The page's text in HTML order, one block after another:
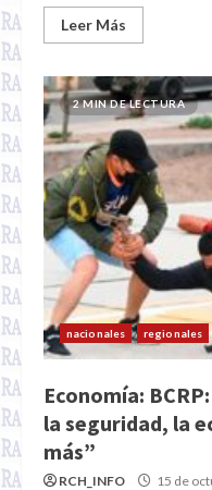
Leer Más
2 MIN DE LECTURA
nacionales regionales
Economía:
la seguridad, la
más”
RCH_INFO 15 de